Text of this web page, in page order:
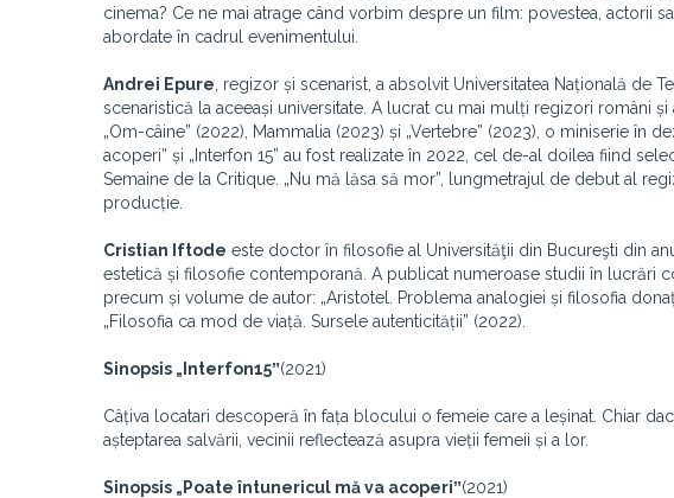
cinema? Ce ne mai atrage când vorbim despre un film: povestea, actorii
abordate în cadrul evenimentului.
Andrei Epure , regizor și scenarist, a absolvit Universitatea Națională de
scenaristică la aceeași universitate. A lucrat cu mai mulți regizori români
„Om-câine” (2022), Mammalia (2023) și „Vertebre” (2023), o miniserie în
acoperi” și „Interfon 15” au fost realizate în 2022, cel de-al doilea fiind
Semaine de la Critique. „Nu mă lăsa să mor”, lungmetrajul de debut al
producție.
Cristian Iftode este doctor în filosofie al Universităţii din Bucureşti din
estetică și filosofie contemporană. A publicat numeroase studii în lucrări
precum și volume de autor: „Aristotel. Problema analogiei și filosofia
„Filosofia ca mod de viață. Sursele autenticității” (2022).
Sinopsis „Interfon15ˮ(2021)
Câțiva locatari descoperă în fața blocului o femeie care a leșinat. Chiar
așteptarea salvării, vecinii reflectează asupra vieții femeii și a lor.
Sinopsis „Poate întunericul mă va acoperiˮ(2021)